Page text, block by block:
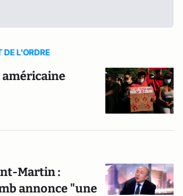
DE L'ORDRE
américaine
Martin :
annonce "une